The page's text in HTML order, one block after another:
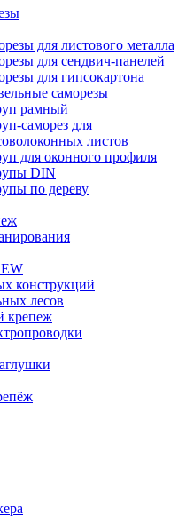
для листового металла
для сендвич-панелей
для гипсокартона
саморезы
рамный
саморез для
листов
для оконного профиля
DIN
по дереву
конструкций
лесов
крепеж